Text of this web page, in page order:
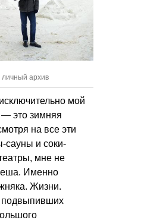
личный архив
мой
это зимняя
на все эти
сауны и соки-
мне не
Именно
Жизни.
подвыпивших